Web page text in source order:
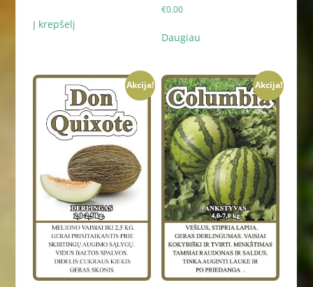
Į krepšelį
€0.00
Daugiau
Akcija! Akcija!